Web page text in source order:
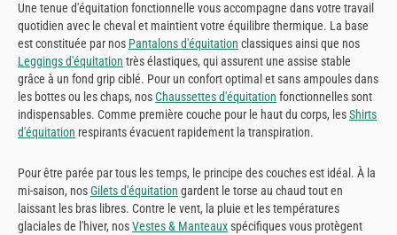
Une tenue d'équitation fonctionnelle vous accompagne dans votre travail
quotidien avec le cheval et maintient votre équilibre thermique. La base
est constituée par nos Pantalons d'équitation classiques ainsi que nos
Leggings d'équitation très élastiques, qui assurent une assise stable
grâce à un fond grip ciblé. Pour un confort optimal et sans ampoules dans
les bottes ou les chaps, nosChaussettes d'équitation fonctionnelles sont
indispensables. Comme première couche pour le haut du corps, lesShirts
d'équitation respirants évacuent rapidement la transpiration.
Pour être parée par tous les temps, le principe des couches est idéal. À la
mi-saison, nosGilets d'équitation gardent le torse au chaud tout en
laissant les bras libres. Contre le vent, la pluie et les températures
glaciales de l'hiver, nosVestes & Manteauxspécifiques vous protègent